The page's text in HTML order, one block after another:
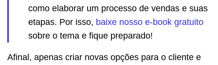
como elaborar um processo de vendas e suas
etapas. Por isso, baixe nosso e-book gratuito
sobre o tema e fique preparado!
Afinal, apenas criar novas opções para o cliente e